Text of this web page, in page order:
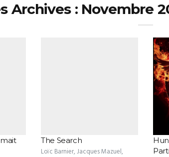
Archives : Novembre
The Search
Loïc Barnier, Jacques Mazuel,